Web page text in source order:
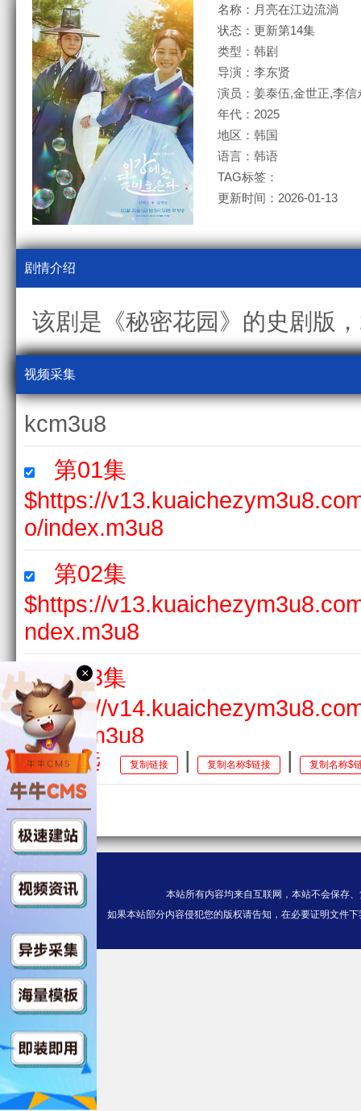
名称：月亮在江边流淌
状态：更新第14集
类型：韩剧
导演：李东贤
演员：姜泰伍,金世正,李信
年代：2025
地区：韩国
语言：韩语
TAG标签：
更新时间：2026-01-13
剧情介绍
该剧是《秘密花园》的史剧版
视频采集
kcm3u8
第01集
$https://
o/index.m3u8
第02集
$https://
ndex.m3u8
第03集
$https://
index.m3u8
第04集
$https://
/index.m3u8
第05集
$https://
eo/index.m3u8
第06集
$https://
o/index.m3u8
第07集
全选 复制链接 | 复制名称$链接 | 复制名称$
本站所有内容均来自互联网，本站不会保存
如果本站部分内容侵犯您的版权请告知，在必要证明文件
×